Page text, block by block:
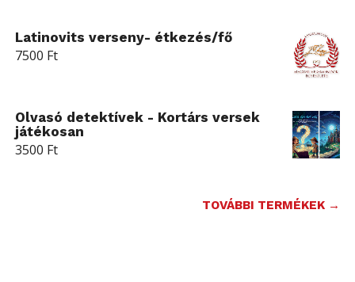
Latinovits verseny- étkezés/fő
7500 Ft
Olvasó detektívek - Kortárs versek
játékosan
3500 Ft
TOVÁBBI TERMÉKEK →